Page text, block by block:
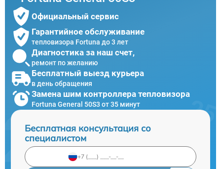
Официальный сервис
Гарантийное обслуживание
тепловизора Fortuna до 3 лет
Диагностика за наш счет,
ремонт по желанию
Бесплатный выезд курьера
в день обращения
Замена шим контроллера тепловизора
Fortuna General 50S3 от 35 минут
Бесплатная консультация со
специалистом